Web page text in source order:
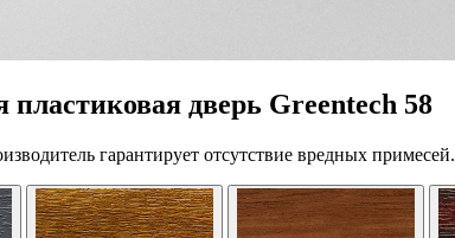
дверь Greentech 58
гарантирует отсутствие вредных примесей.